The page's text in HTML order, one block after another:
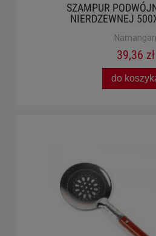
SZAMPUR
NIERDZEWNEJ
Namangan
39,36 zł
do